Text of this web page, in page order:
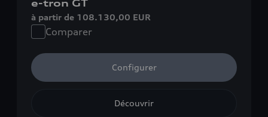
e-tron GT
à partir de 108.130,00 EUR
Comparer
Configurer
Découvrir